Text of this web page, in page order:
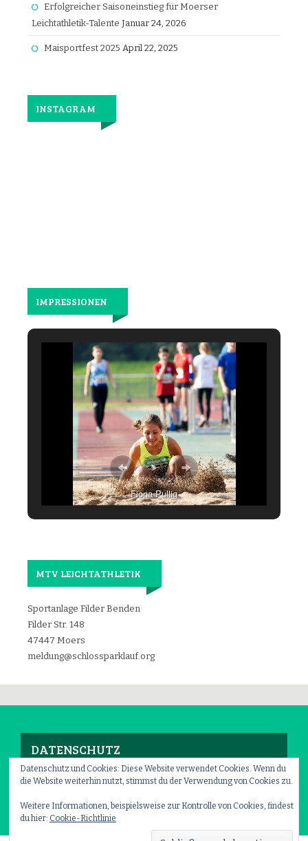
Erfolgreicher Saisoneinstieg für Moerser
Leichtathletik-Talente Januar 24, 2026
Maisportfest 2025 April 22, 2025
INSTAGRAM
IMPRESSIONEN
Fiona Pullig
MTV LEICHTATHLETIK
Sportanlage Filder Benden
Filder Str. 148
47447 Moers
meldung@schlossparklauf.org
DATENSCHUTZ
Impressum–Datenschutz
Datenschutz und Cookies: Diese Website verwendet Cookies. Wenn du
die Website weiterhin nutzt, stimmst du der Verwendung von Cookies zu.
Weitere Informationen, beispielsweise zur Kontrolle von Cookies, findest
du hier: Cookie-Richtlinie